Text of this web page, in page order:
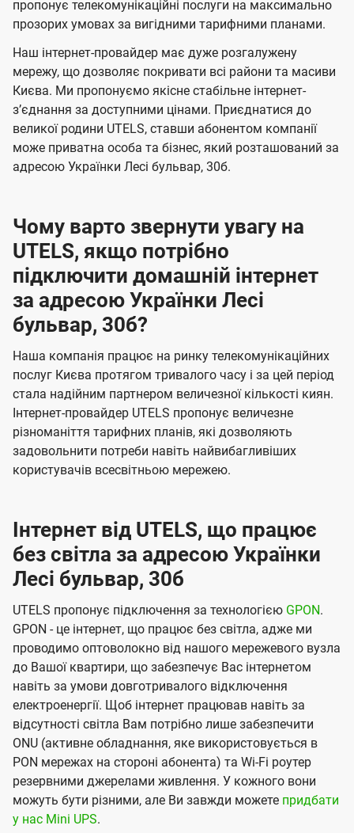
ї
U
t
e
l
s
а
ч
е
н
н
я
а
ч
е
н
н
я
пропонує телекомунікаційні послуги на максимально
прозорих умовах за вигідними тарифними планами.
Наш інтернет-провайдер має дуже розгалужену
мережу, що дозволяє покривати всі райони та масиви
Києва. Ми пропонуємо якісне стабільне інтернет-
зʼєднання за доступними цінами. Приєднатися до
великої родини UTELS, ставши абонентом компанії
може приватна особа та бізнес, який розташований за
адресою Українки Лесі бульвар, 30б.
Чому варто звернути увагу на
UTELS, якщо потрібно
підключити домашній інтернет
за адресою Українки Лесі
бульвар, 30б?
Наша компанія працює на ринку телекомунікаційних
послуг Києва протягом тривалого часу і за цей період
стала надійним партнером величезної кількості киян.
Інтернет-провайдер UTELS пропонує величезне
різноманіття тарифних планів, які дозволяють
задовольнити потреби навіть найвибагливіших
користувачів всесвітньою мережею.
Інтернет від UTELS, що працює
без світла за адресою Українки
Лесі бульвар, 30б
UTELS пропонує підключення за технологією GPON.
GPON - це інтернет, що працює без світла, адже ми
проводимо оптоволокно від нашого мережевого вузла
до Вашої квартири, що забезпечує Вас інтернетом
навіть за умови довготривалого відключення
електроенергії. Щоб інтернет працював навіть за
відсутності світла Вам потрібно лише забезпечити
ONU (активне обладнання, яке використовується в
PON мережах на стороні абонента) та Wi-Fi роутер
резервними джерелами живлення. У кожного вони
можуть бути різними, але Ви завжди можете придбати
у нас Mini UPS.